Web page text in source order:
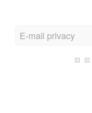
E-mail privacy